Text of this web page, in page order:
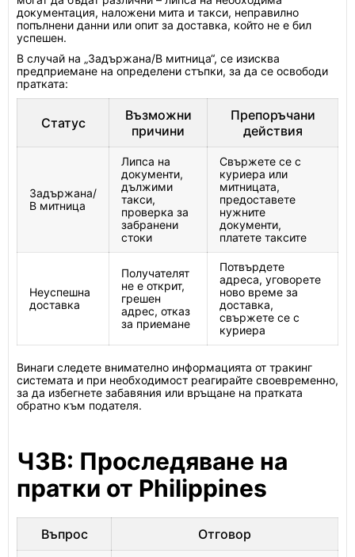
документация, наложени мита и такси, неправилно
попълнени данни или опит за доставка, който не е бил
успешен.
В случай на „Задържана/В митница“, се изисква
предприемане на определени стъпки, за да се освободи
пратката:
Статус
Възможни
причини
Препоръчани
действия
Задържана/
В митница
Липса на
документи,
дължими
такси,
проверка за
забранени
стоки
Свържете се с
куриера или
митницата,
предоставете
нужните
документи,
платете таксите
Неуспешна
доставка
Получателят
не е открит,
грешен
адрес, отказ
за приемане
Потвърдете
адреса, уговорете
ново време за
доставка,
свържете се с
куриера
Винаги следете внимателно информацията от тракинг
системата и при необходимост реагирайте своевременно,
за да избегнете забавяния или връщане на пратката
обратно към подателя.
ЧЗВ: Проследяване на
пратки от Philippines
Въпрос Отговор